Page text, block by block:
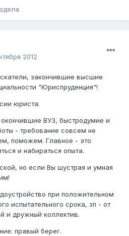
2012
закончившие высшие
"Юриспруденция"!
юриста.
ВУЗ, быстродумие и
- требование совсем не
поможем. Главное - это
и набираться опыта.
но если Вы шустрая и умная
при положительном
испытательного срока, зп - от
и дружный коллектив.
правый берег.